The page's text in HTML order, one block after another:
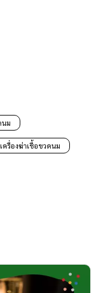
นม
เครื่องฆ่าเชื้อขวดนม